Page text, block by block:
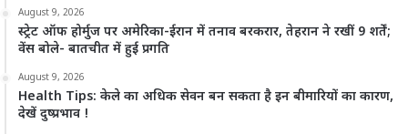
August 9, 2026
स्ट्रेट ऑफ होर्मुज पर अमेरिका-ईरान में तनाव बरकरार, तेहरान ने रखीं 9 शर्तें;
वेंस बोले- बातचीत में हुई प्रगति
August 9, 2026
Health Tips: केले का अधिक सेवन बन सकता है इन बीमारियों का कारण,
देखें दुष्प्रभाव !